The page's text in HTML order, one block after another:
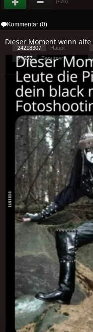
(+26)
Kommentar (0)
Dieser Moment wenn
24218307 Haupt
21657
Benutzer